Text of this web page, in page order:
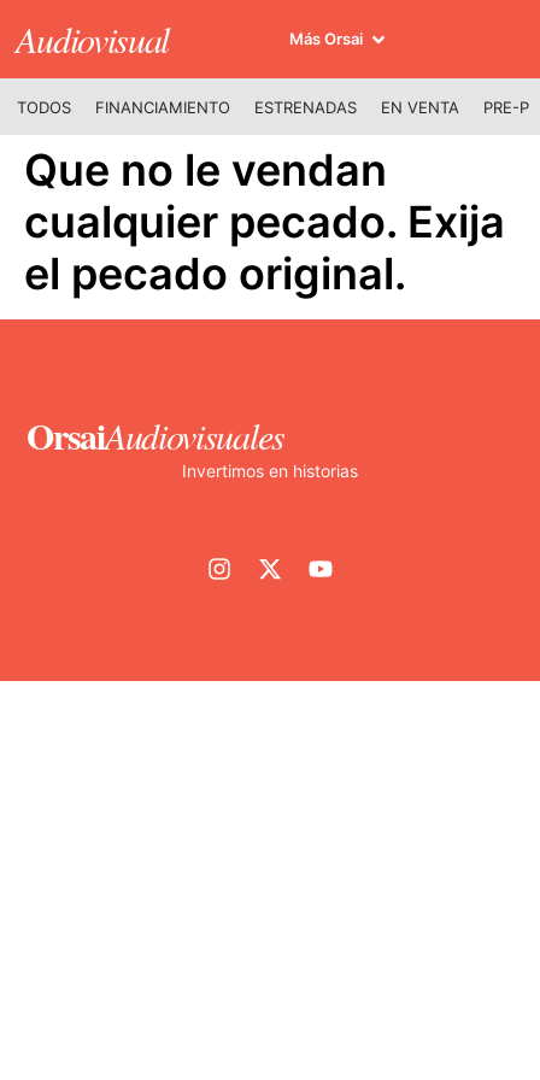
Audiovisual Más Orsai
TODOS FINANCIAMIENTO ESTRENADAS EN VENTA PRE-
Que no le vendan
cualquier pecado. Exija
el pecado original.
OrsaiAudiovisuales
Invertimos en historias